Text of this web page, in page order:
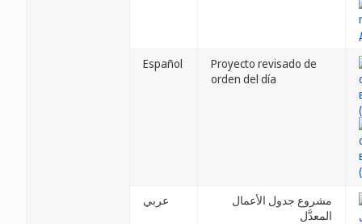
Español
Proyecto revisado de
orden del día
عربي
مشروع جدول الأعمال
المعدَّل